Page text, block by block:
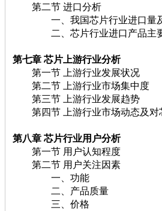
第二节 进口分析
一、我国芯片行业进口量及
二、芯片行业进口产品主要
第七章 芯片 上游行业分析
第一节 上游行业发展状况
第二节 上游行业市场集中度
第三节 上游行业发展趋势
第四节 上游行业市场动态及对
第八章 芯片行业用户分析
第一节 用户认知程度
第二节 用户关注因素
一、功能
二、产品质量
三、价格